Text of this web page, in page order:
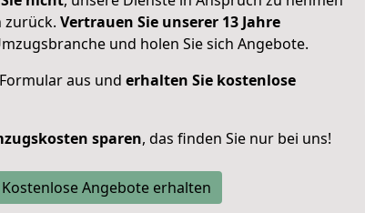
zurück. Vertrauen Sie unserer 13 Jahre
und holen Sie sich Angebote.
aus und erhalten Sie kostenlose
sparen, das finden Sie nur bei uns!
Kostenlose Angebote erhalten